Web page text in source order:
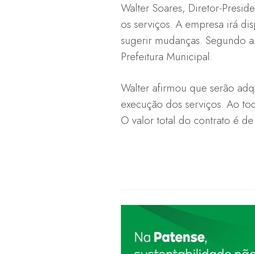
Walter Soares, Diretor-
os serviços. A empresa irá
sugerir mudanças. Segundo
Prefeitura Municipal.
Walter afirmou que serão
execução dos serviços. Ao
O valor total do contrato é